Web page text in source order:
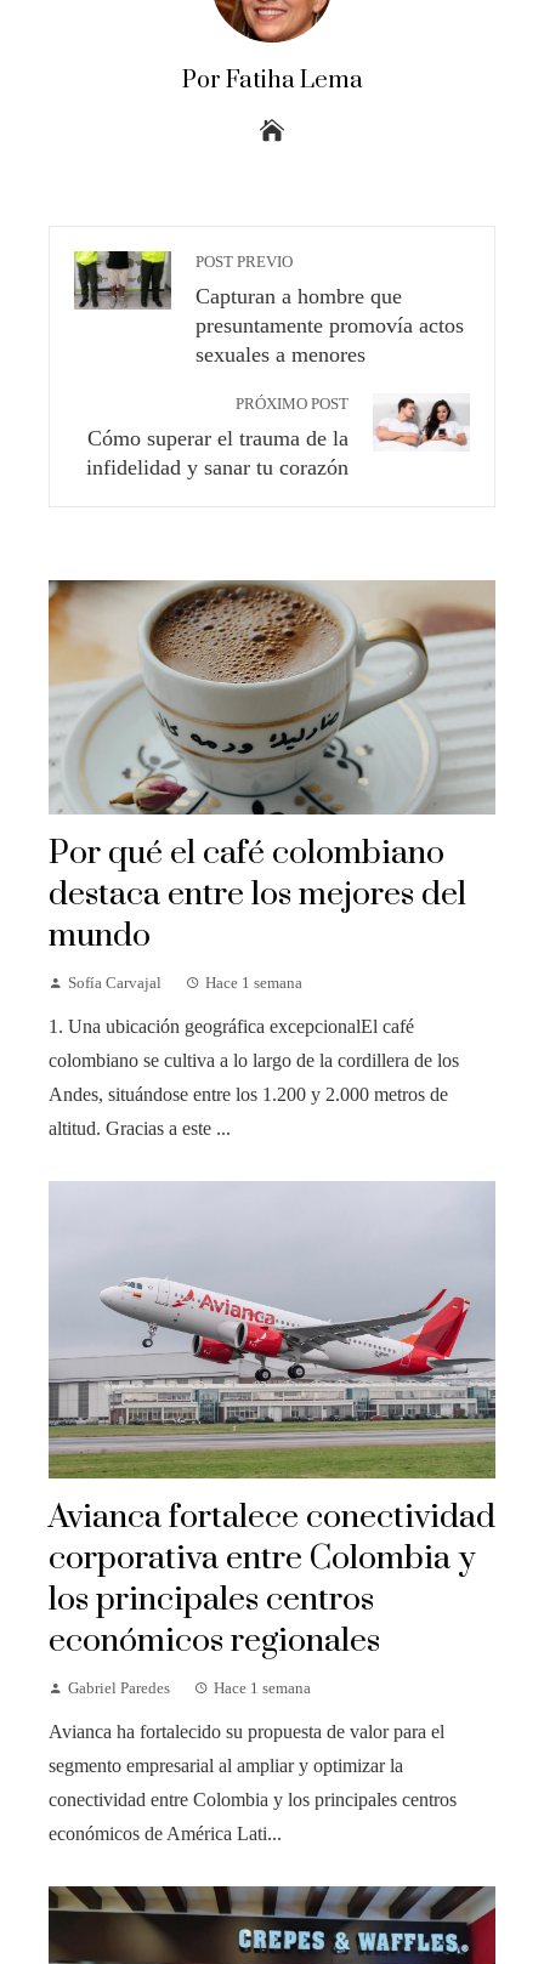
Por Fatiha Lema
POST PREVIO
Capturan a hombre que
presuntamente promovía actos
sexuales a menores
PRÓXIMO POST
Cómo superar el trauma de la
infidelidad y sanar tu corazón
Por qué el café colombiano
destaca entre los mejores del
mundo
Sofía Carvajal Hace 1 semana
1. Una ubicación geográfica excepcionalEl café
colombiano se cultiva a lo largo de la cordillera de los
Andes, situándose entre los 1.200 y 2.000 metros de
altitud. Gracias a este ...
Avianca fortalece conectividad
corporativa entre Colombia y
los principales centros
económicos regionales
Gabriel Paredes Hace 1 semana
Avianca ha fortalecido su propuesta de valor para el
segmento empresarial al ampliar y optimizar la
conectividad entre Colombia y los principales centros
económicos de América Lati...